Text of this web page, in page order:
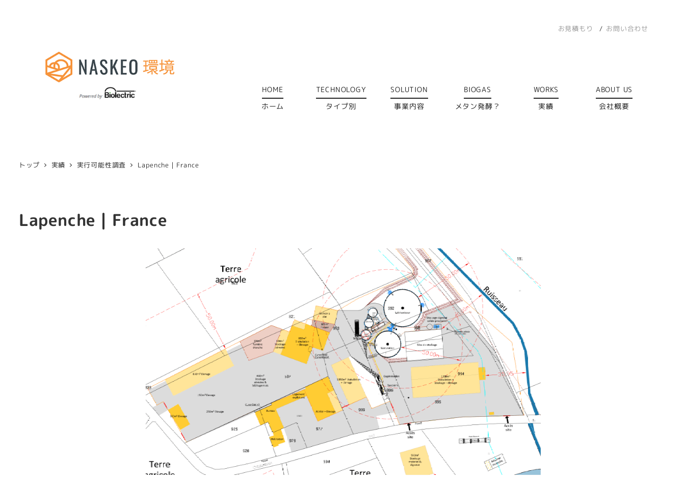
お見積もり お問い合わせ
HOME
ホーム
TECHNOLOGY
タイプ別
SOLUTION
事業内容
BIOGAS
メタン発酵？
WORKS
実績
ABOUT US
会社概要
トップ 実績 実行可能性調査 Lapenche｜France
Lapenche｜France